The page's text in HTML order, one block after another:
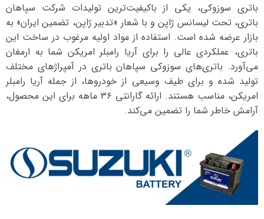
باتری سوزوکی، یکی از باکیفیت‌ترین تولیدات شرکت سپاهان
باتری، تحت لیسانس ژاپن و با شعار «تدبیر ژاپن، تضمین ایران» به
بازار عرضه شده است. استفاده از مواد اولیه مرغوب در ساخت این
باتری، عملکردی عالی را برای آریا رامبلر امریکن شما به ارمغان
می‌آورد. باتری‌های سوزوکی سپاهان باتری در آمپراژهای مختلف
تولید شده و برای طیف وسیعی از خودروها، از جمله آریا رامبلر
امریکن، مناسب هستند. ارائه گارانتی ۳۶ ماهه برای این محصول،
آرامش خاطر شما را تضمین می‌کند.